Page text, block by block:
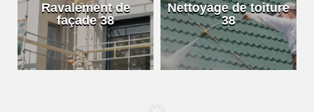
Ravalement de
façade 38
Nettoyage de toiture
38